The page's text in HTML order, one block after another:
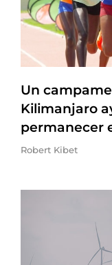
Un
Kilimanjaro
permanecer
Robert Kibet